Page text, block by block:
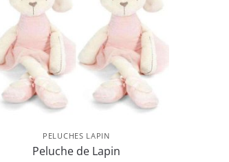
PELUCHES LAPIN
Peluche de Lapin